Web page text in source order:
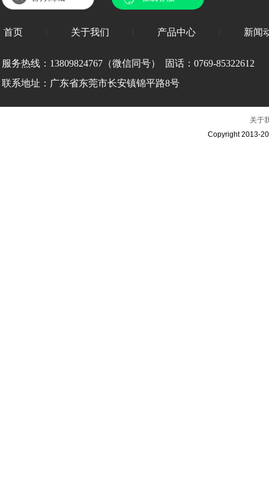
首页 关于我们 产品中心 新闻
服务热线： 13809824767（微信同号） 固话：0769-85322612
联系地址：广东省东莞市长安镇锦平路8号
关于
Copyright 2013-